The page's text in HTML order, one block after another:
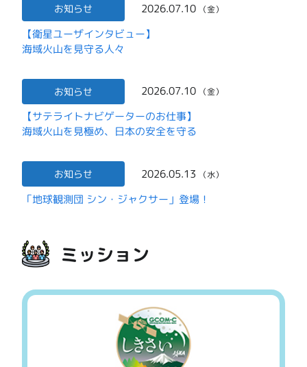
お知らせ 2026.07.10 （金）
【衛星ユーザインタビュー】
海域火山を見守る人々
お知らせ 2026.07.10 （金）
【サテライトナビゲーターのお仕事】
海域火山を見極め、日本の安全を守る
お知らせ 2026.05.13 （水）
「地球観測団 シン・ジャクサー」登場！
ミッション